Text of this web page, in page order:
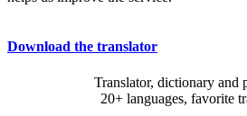
Download the translator
Translator, dictionary and
20+ languages, favorite